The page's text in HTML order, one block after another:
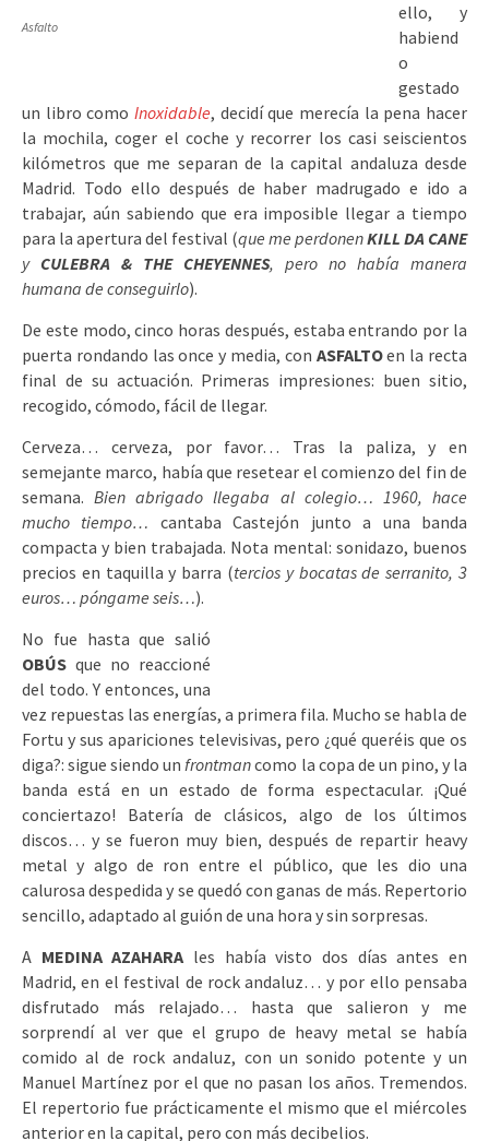
Asfalto
ello, y
habiend
o
gestado
un libro como Inoxidable, decidí que merecía la pena hacer
la mochila, coger el coche y recorrer los casi seiscientos
kilómetros que me separan de la capital andaluza desde
Madrid. Todo ello después de haber madrugado e ido a
trabajar, aún sabiendo que era imposible llegar a tiempo
para la apertura del festival (que me perdonenKILL DA CANE
y CULEBRA & THE CHEYENNES, pero no había manera
humana de conseguirlo).
De este modo, cinco horas después, estaba entrando por la
puerta rondando las once y media, con ASFALTOen la recta
final de su actuación. Primeras impresiones: buen sitio,
recogido, cómodo, fácil de llegar.
Cerveza… cerveza, por favor… Tras la paliza, y en
semejante marco, había que resetear el comienzo del fin de
semana.Bien abrigado llegaba al colegio… 1960, hace
mucho tiempo… cantaba Castejón junto a una banda
compacta y bien trabajada. Nota mental: sonidazo, buenos
precios en taquilla y barra (tercios y bocatas de serranito, 3
euros… póngame seis…).
No fue hasta que salió
OBÚS que no reaccioné
del todo. Y entonces, una
vez repuestas las energías, a primera fila. Mucho se habla de
Fortu y sus apariciones televisivas, pero ¿qué queréis que os
diga?: sigue siendo unfrontmancomo la copa de un pino, y la
banda está en un estado de forma espectacular. ¡Qué
conciertazo! Batería de clásicos, algo de los últimos
discos… y se fueron muy bien, después de repartir heavy
metal y algo de ron entre el público, que les dio una
calurosa despedida y se quedó con ganas de más. Repertorio
sencillo, adaptado al guión de una hora y sin sorpresas.
A MEDINA AZAHARA les había visto dos días antes en
Madrid, en el festival de rock andaluz… y por ello pensaba
disfrutado más relajado… hasta que salieron y me
sorprendí al ver que el grupo de heavy metal se había
comido al de rock andaluz, con un sonido potente y un
Manuel Martínez por el que no pasan los años. Tremendos.
El repertorio fue prácticamente el mismo que el miércoles
anterior en la capital, pero con más decibelios.